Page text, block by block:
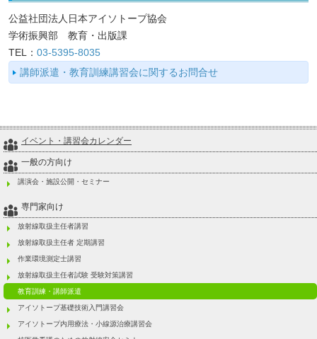
公益社団法人日本アイソトープ協会
学術振興部 教育・出版課
TEL： 03-5395-8035
講師派遣・教育訓練講習会に関するお問合せ
イベント・講習会カレンダー
一般の方向け
講演会・施設公開・セミナー
専門家向け
放射線取扱主任者講習
放射線取扱主任者 定期講習
作業環境測定士講習
放射線取扱主任者試験 受験対策講習
教育訓練・講師派遣
アイソトープ基礎技術入門講習会
アイソトープ内用療法・小線源治療講習会